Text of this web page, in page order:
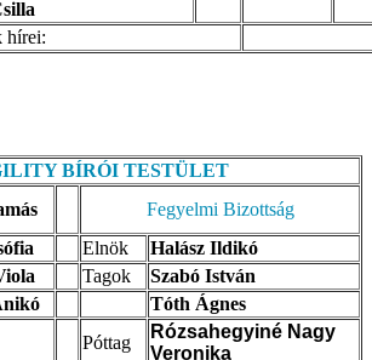
hírei:
BÍRÓI TESTÜLET
Fegyelmi Bizottság
Elnök
Halász Ildikó
Tagok
Szabó István
Tóth Ágnes
Póttag
Rózsahegyiné Nagy
Veronika